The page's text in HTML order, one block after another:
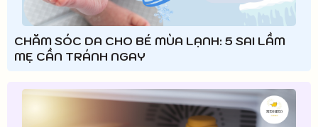
CHĂM SÓC DA CHO BÉ MÙA LẠNH: 5 SAI LẦM
MẸ CẦN TRÁNH NGAY